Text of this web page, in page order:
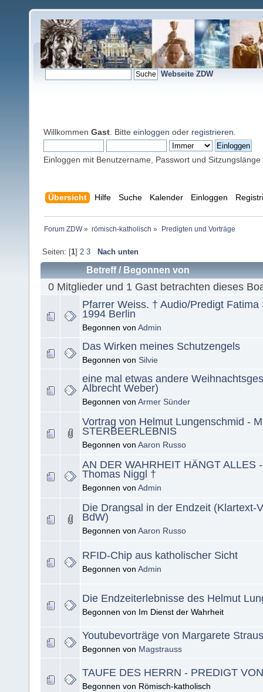
Webseite ZDW
Willkommen Gast . Bitte einloggen oder registrieren
Einloggen mit Benutzername, Passwort und Sitzungslänge
Übersicht Hilfe Suche Kalender Einloggen
Forum ZDW» römisch-katholisch » Predigten und Vorträge
Seiten: [1] 2 3 Nach unten
Betreff/ Begonnen von
0 Mitglieder und 1 Gast betrachten dieses
Pfarrer Weiss. † Audio/Predigt Fatima
1994 Berlin
Begonnen von Admin
Das Wirken meines Schutzengels
Begonnen von Silvie
eine mal etwas andere
Albrecht Weber)
Begonnen von Armer Sünder
Vortrag von Helmut Lungenschmid -
STERBEERLEBNIS
Begonnen von Aaron Russo
AN DER WAHRHEIT HÄNGT ALLES
Thomas Niggl †
Begonnen von Admin
Die Drangsal in der Endzeit (Klartext-
BdW)
Begonnen von Aaron Russo
RFID-Chip aus katholischer Sicht
Begonnen von Admin
Die Endzeiterlebnisse des Helmut
Begonnen von Im Dienst der Wahrheit
Youtubevorträge von Margarete
Begonnen von Magstrauss
TAUFE DES HERRN - PREDIGT
Begonnen von Römisch-katholisch